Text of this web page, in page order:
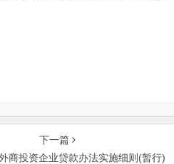
下一篇
商投资企业贷款办法实施细则(暂行)